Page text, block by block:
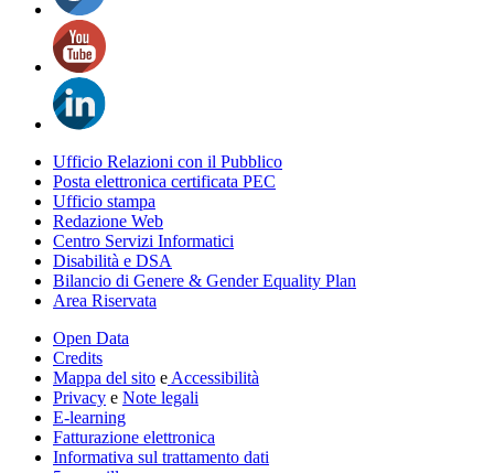
Ufficio Relazioni con il Pubblico
Posta elettronica certificata PEC
Ufficio stampa
Redazione Web
Centro Servizi Informatici
Disabilità e DSA
Bilancio di Genere & Gender Equality Plan
Area Riservata
Open Data
Credits
Mappa del sito e Accessibilità
Privacy e Note legali
E-learning
Fatturazione elettronica
Informativa sul trattamento dati